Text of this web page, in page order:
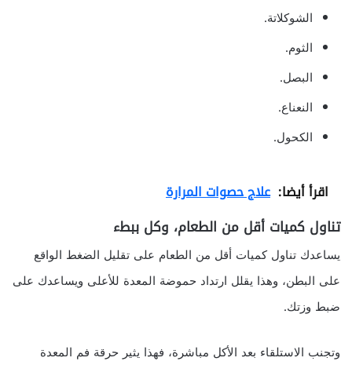
الشوكلاتة.
الثوم.
البصل.
النعناع.
الكحول.
اقرأ أيضا: علاج حصوات المرارة
تناول كميات أقل من الطعام، وكل ببطء
يساعدك تناول كميات أقل من الطعام على تقليل الضغط الواقع
على البطن، وهذا يقلل ارتداد حموضة المعدة للأعلى ويساعدك على
ضبط وزتك.
وتجنب الاستلقاء بعد الأكل مباشرة، فهذا يثير حرقة فم المعدة